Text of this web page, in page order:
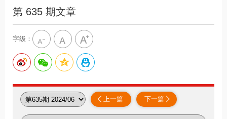
第 635 期文章
字级：
下一篇
上一篇